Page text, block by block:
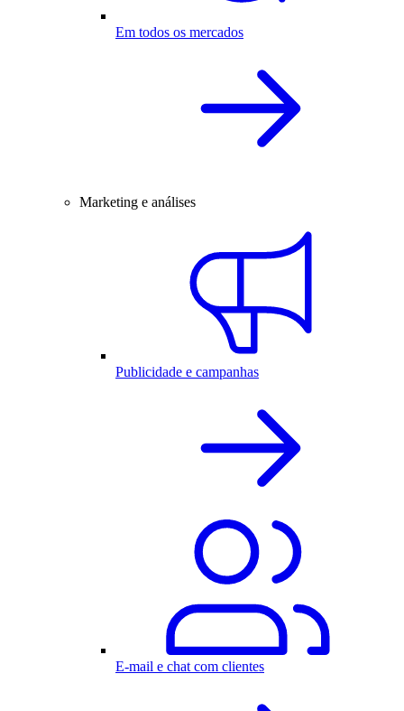
Em todos os mercados
Marketing e análises
Publicidade e campanhas
E-mail e chat com clientes